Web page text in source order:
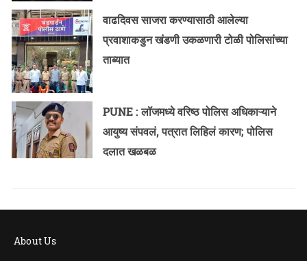
वाढदिवस साजरा करण्यासाठी आलेल्या
प्रवाशाकडुन खंडणी उकळणारी टोळी पोलिसांच्या
ताब्यात
PUNE : लॉजमध्ये वरिष्ठ पोलिस अधिकाऱ्याने
आयुष्य संपवलं, पत्रात लिहिलं कारण; पोलिस
दलात खळबळ
About Us